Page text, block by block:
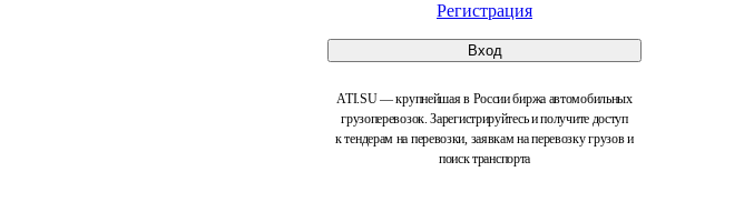
Регистрация
Вход
ATI.SU — крупнейшая в России биржа автомобильных
грузоперевозок. Зарегистрируйтесь и получите доступ
к тендерам на перевозки, заявкам на перевозку грузов и
поиск транспорта